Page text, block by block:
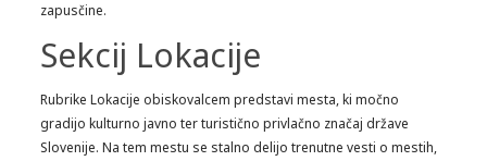
zapusčine.
Sekcij Lokacije
Rubrike Lokacije obiskovalcem predstavi mesta, ki močno
gradijo kulturno javno ter turistično privlačno značaj države
Slovenije. Na tem mestu se stalno delijo trenutne vesti o mestih,